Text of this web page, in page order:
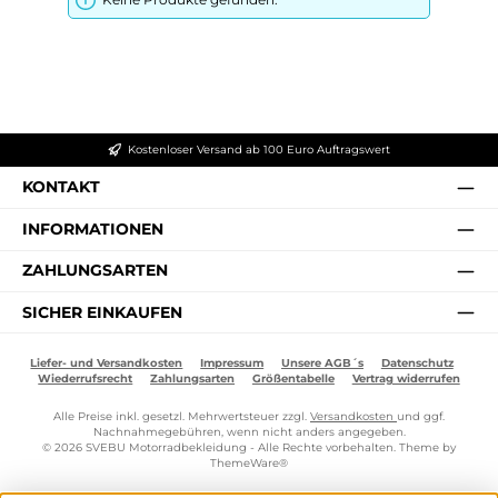
Kostenloser Versand ab 100 Euro Auftragswert
KONTAKT
INFORMATIONEN
ZAHLUNGSARTEN
SICHER EINKAUFEN
Liefer- und Versandkosten Impressum Unsere AGB´s
Datenschutz
Wiederrufsrecht
Zahlungsarten Größentabelle Vertrag widerrufen
Alle Preise inkl. gesetzl. Mehrwertsteuer zzgl. Versandkosten und ggf.
Nachnahmegebühren, wenn nicht anders angegeben.
© 2026 SVEBU Motorradbekleidung - Alle Rechte vorbehalten. Theme by
ThemeWare®